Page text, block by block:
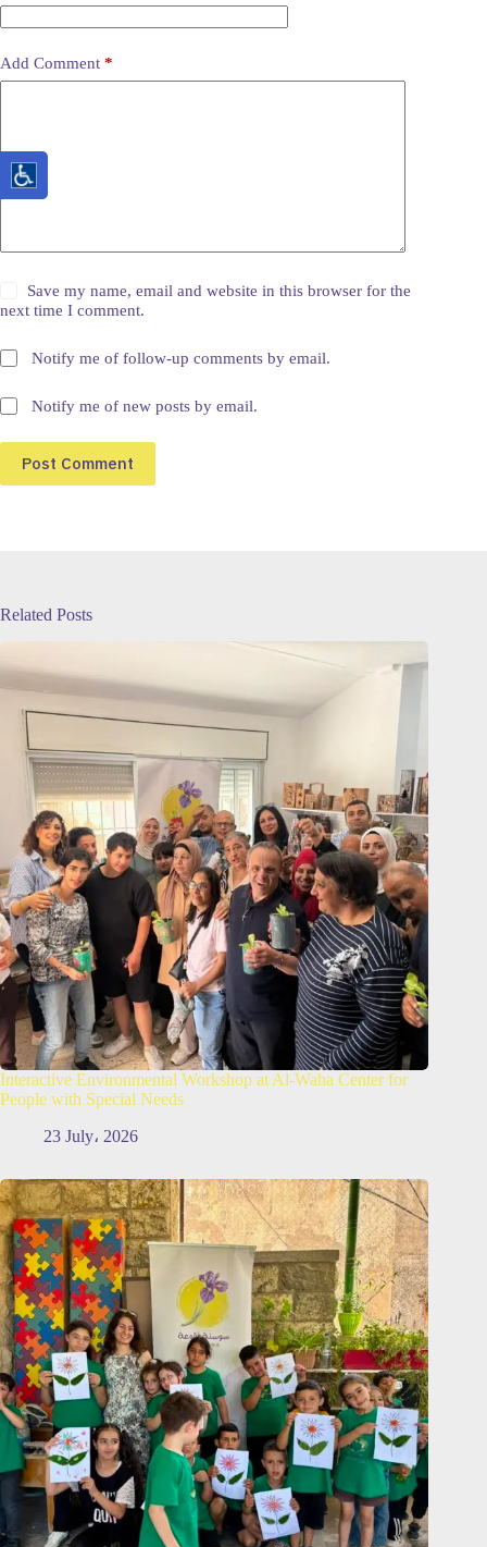
Add Comment *
Save my name, email and website in this browser for the
next time I comment.
Notify me of follow-up comments by email.
Notify me of new posts by email.
Post Comment
Related Posts
Interactive Environmental Workshop at Al-Waha Center for
People with Special Needs
23 July، 2026